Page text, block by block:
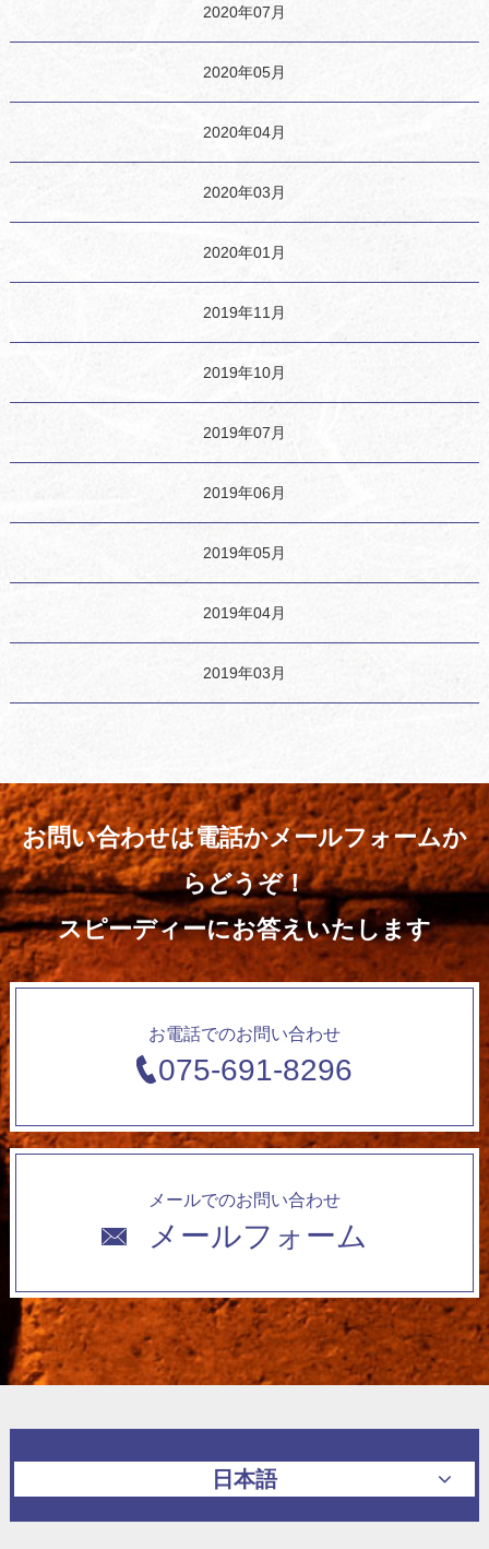
2020年07月
2020年05月
2020年04月
2020年03月
2020年01月
2019年11月
2019年10月
2019年07月
2019年06月
2019年05月
2019年04月
2019年03月
お問い合わせは電話かメールフォームか
らどうぞ！
スピーディーにお答えいたします
お電話でのお問い合わせ
075-691-8296
メールでのお問い合わせ
メールフォーム
日本語